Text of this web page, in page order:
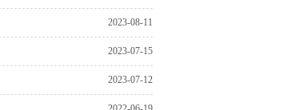
2023-08-11
2023-07-15
2023-07-12